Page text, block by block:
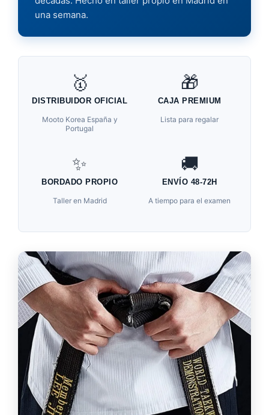
una semana.
🥇
DISTRIBUIDOR OFICIAL
Mooto Korea España y
Portugal
🎁
CAJA PREMIUM
Lista para regalar
✨
BORDADO PROPIO
Taller en Madrid
🚚
ENVÍO 48-72H
A tiempo para el examen